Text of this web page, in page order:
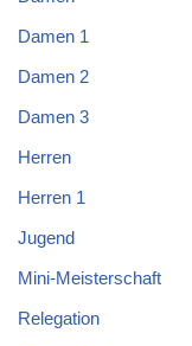
Damen 1
Damen 2
Damen 3
Herren
Herren 1
Jugend
Mini-Meisterschaft
Relegation